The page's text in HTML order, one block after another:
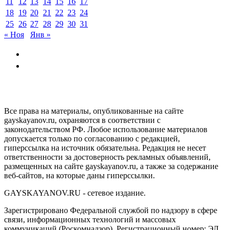
18 19 20 21 22 23 24
25 26 27 28 29 30 31
« Ноя
Янв »
Все права на материалы, опубликованные на сайте
gayskayanov.ru, охраняются в соответствии с
законодательством РФ. Любое использование материалов
допускается только по согласованию с редакцией,
гиперссылка на источник обязательна. Редакция не несет
ответственности за достоверность рекламных объявлений,
размещенных на сайте gayskayanov.ru, а также за содержание
веб-сайтов, на которые даны гиперссылки.
GAYSKAYANOV.RU - сетевое издание.
Зарегистрировано Федеральной службой по надзору в сфере
связи, информационных технологий и массовых